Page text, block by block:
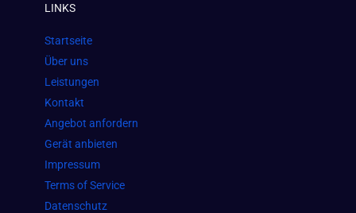
b
o
o
k
m
LINKS
Startseite
Über uns
Leistungen
Kontakt
Angebot anfordern
Gerät anbieten
Impressum
Terms of Service
Datenschutz